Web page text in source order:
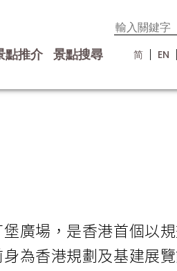
點推介 景點搜尋 简 EN
廣場，是香港首個以
為香港規劃及基建展覽